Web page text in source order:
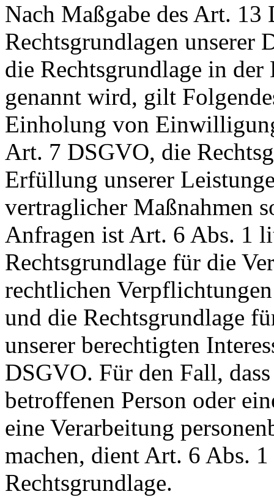
Nach Maßgabe des Art.
Rechtsgrundlagen unserer
die Rechtsgrundlage in
genannt wird, gilt
Einholung von
Art. 7 DSGVO, die
Erfüllung unserer
vertraglicher Maßnahmen
Anfragen ist Art. 6 Abs. 1
Rechtsgrundlage für die
rechtlichen
und die Rechtsgrundlage
unserer berechtigten
DSGVO. Für den Fall,
betroffenen Person oder
eine Verarbeitung
machen, dient Art. 6 Abs.
Rechtsgrundlage.